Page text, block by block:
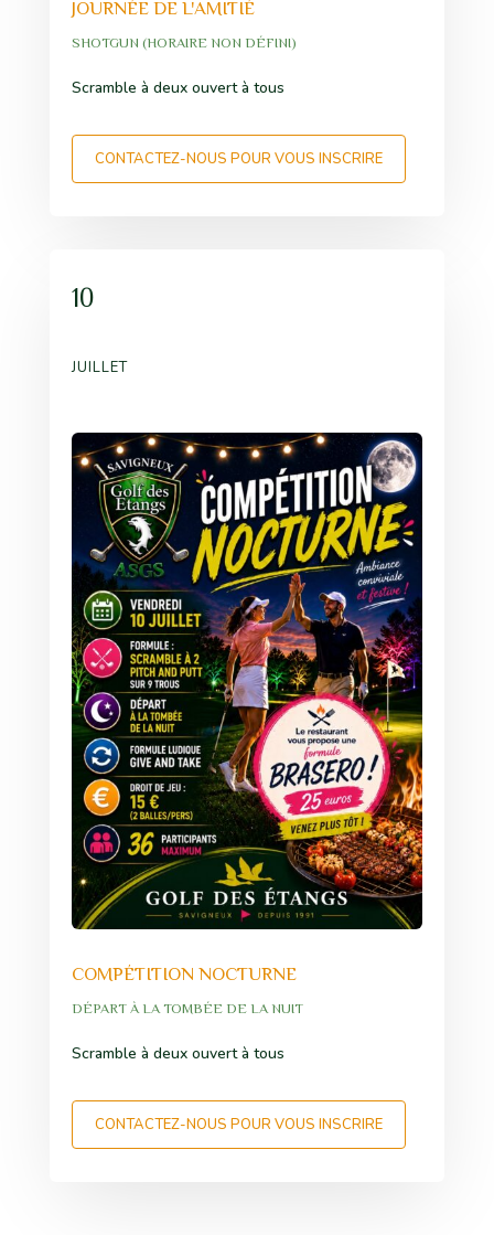
JOURNÉE DE L'AMITIÉ
SHOTGUN (HORAIRE NON DÉFINI)
Scramble à deux ouvert à tous
CONTACTEZ-NOUS POUR VOUS INSCRIRE
10
JUILLET
COMPÉTITION NOCTURNE
DÉPART À LA TOMBÉE DE LA NUIT
Scramble à deux ouvert à tous
CONTACTEZ-NOUS POUR VOUS INSCRIRE